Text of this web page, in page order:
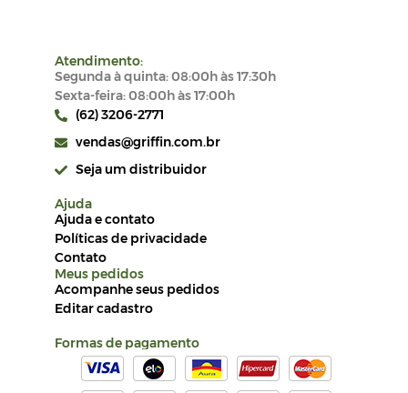
Atendimento:
Segunda à quinta: 08:00h às 17:30h
Sexta-feira: 08:00h às 17:00h
(62) 3206-2771
vendas@griffin.com.br
Seja um distribuidor
Ajuda
Ajuda e contato
Políticas de privacidade
Contato
Meus pedidos
Acompanhe seus pedidos
Editar cadastro
Formas de pagamento